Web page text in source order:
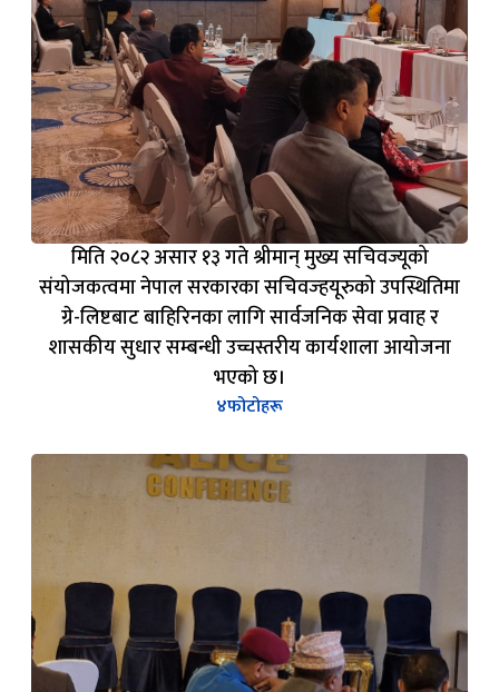
मिति २०८२ असार १३ गते श्रीमान् मुख्य सचिवज्यूको
संयोजकत्वमा नेपाल सरकारका सचिवज्हयूरुको उपस्थितिमा
ग्रे-लिष्टबाट बाहिरिनका लागि सार्वजनिक सेवा प्रवाह र
शासकीय सुधार सम्बन्धी उच्चस्तरीय कार्यशाला आयोजना
भएको छ।
४फोटोहरू